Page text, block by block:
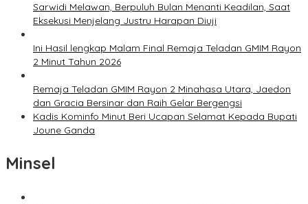
Sarwidi Melawan, Berpuluh Bulan Menanti Keadilan, Saat
Eksekusi Menjelang Justru Harapan Diuji
Ini Hasil lengkap Malam Final Remaja Teladan GMIM Rayon
2 Minut Tahun 2026
Remaja Teladan GMIM Rayon 2 Minahasa Utara, Jaedon
dan Gracia Bersinar dan Raih Gelar Bergengsi
Kadis Kominfo Minut Beri Ucapan Selamat Kepada Bupati
Joune Ganda
Minsel